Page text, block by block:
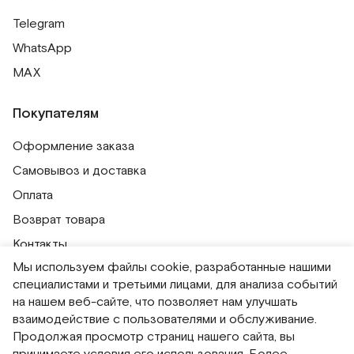
Telegram
WhatsApp
MAX
Покупателям
Оформление заказа
Самовывоз и доставка
Оплата
Возврат товара
Контакты
Публичная оферта
Политика обработки персональных данных
Политика использования сессионных файлов
Согласие на получение рассылок
Мы используем файлы cookie, разработанные нашими
специалистами и третьими лицами, для анализа событий
на нашем веб-сайте, что позволяет нам улучшать
взаимодействие с пользователями и обслуживание.
Продолжая просмотр страниц нашего сайта, вы